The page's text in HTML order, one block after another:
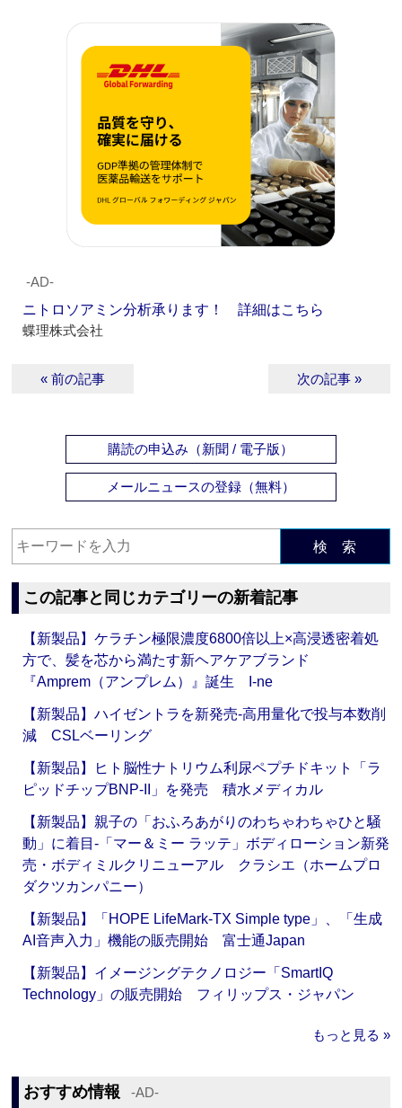
‐AD‐
ニトロソアミン分析承ります！ 詳細はこちら
蝶理株式会社
« 前の記事 次の記事 »
購読の申込み（新聞 / 電子版）
メールニュースの登録（無料）
検 索
この記事と同じカテゴリーの新着記事
【新製品】ケラチン極限濃度6800倍以上×高浸透密着処
方で、髪を芯から満たす新ヘアケアブランド
『Amprem（アンプレム）』誕生 I-ne
【新製品】ハイゼントラを新発売‐高用量化で投与本数削
減 CSLベーリング
【新製品】ヒト脳性ナトリウム利尿ペプチドキット「ラ
ピッドチップBNP-II」を発売 積水メディカル
【新製品】親子の「おふろあがりのわちゃわちゃひと騒
動」に着目‐「マー＆ミー ラッテ」ボディローション新発
売・ボディミルクリニューアル クラシエ（ホームプロ
ダクツカンパニー）
【新製品】「HOPE LifeMark-TX Simple type」、「生成
AI音声入力」機能の販売開始 富士通Japan
【新製品】イメージングテクノロジー「SmartIQ
Technology」の販売開始 フィリップス・ジャパン
もっと見る »
おすすめ情報 ‐AD‐